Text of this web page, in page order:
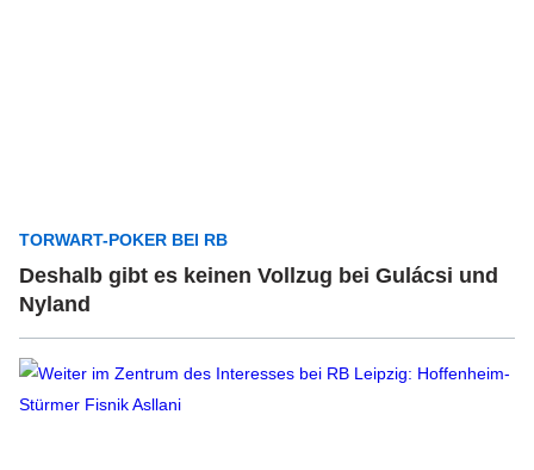
TORWART-POKER BEI RB
Deshalb gibt es keinen Vollzug bei Gulácsi und
Nyland